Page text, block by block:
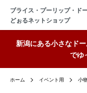
ブライス・プーリップ・ド
どぉるネットショップ
新潟にある小さなド
でゆ
ホーム イベント用 小